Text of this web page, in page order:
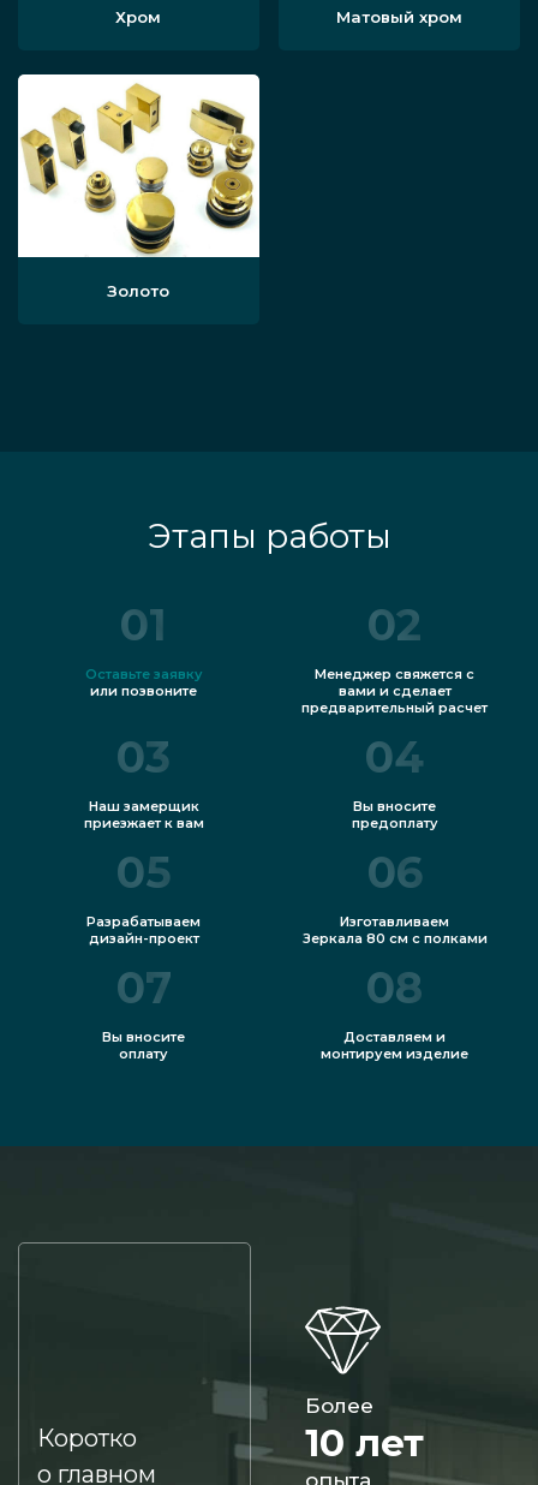
Хром Матовый хром
Золото
Этапы работы
01
Оставьте заявку
или позвоните
02
Менеджер свяжется с
вами и сделает
предварительный расчет
03
Наш замерщик
приезжает к вам
04
Вы вносите
предоплату
05
Разрабатываем
дизайн-проект
06
Изготавливаем
Зеркала 80 см с полками
07
Вы вносите
оплату
08
Доставляем и
монтируем изделие
Коротко
о главном
Более
10 лет